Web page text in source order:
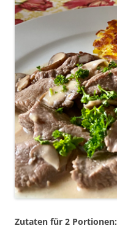
Zutaten für 2 Portionen: